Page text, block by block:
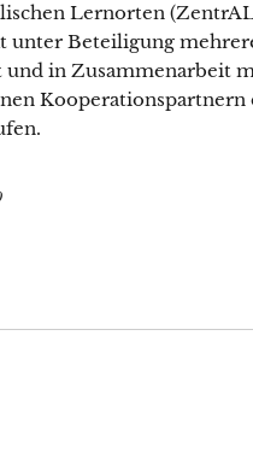
Lernorten
unter Beteiligung
und in Zusammenarbeit
Kooperationspartnern